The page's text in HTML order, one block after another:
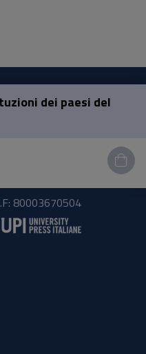
dei paesi del
Press
80003670504